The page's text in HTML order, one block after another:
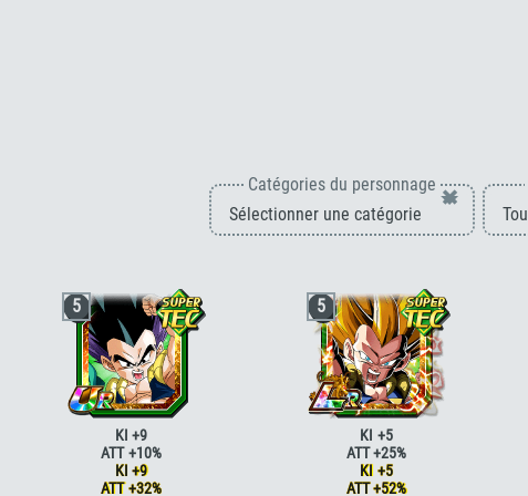
Catégories du personnage ×
5
KI +9
ATT +10%
KI +9
ATT +32%
5
KI +5
ATT +25%
KI +5
ATT +52%